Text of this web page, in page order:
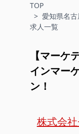
TOP
> 愛知県名
求人一覧
【マーケ
インマー
ン！
株式会